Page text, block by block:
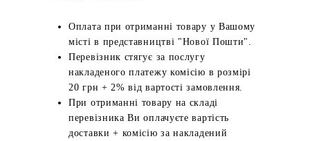
Оплата при отриманні товару у Вашому
місті в представництві "Нової Пошти".
Перевізник стягує за послугу
накладеного платежу комісію в розмірі
20 грн + 2% від вартості замовлення.
При отриманні товару на складі
перевізника Ви оплачуєте вартість
доставки + комісію за накладений